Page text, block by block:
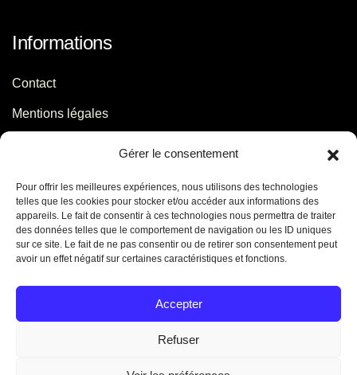
Gérer le consentement
Pour offrir les meilleures expériences, nous utilisons des technologies
telles que les cookies pour stocker et/ou accéder aux informations des
appareils. Le fait de consentir à ces technologies nous permettra de traiter
des données telles que le comportement de navigation ou les ID uniques
sur ce site. Le fait de ne pas consentir ou de retirer son consentement peut
avoir un effet négatif sur certaines caractéristiques et fonctions.
Accepter
Refuser
Informations
Contact
Mentions légales
Contact
06 29 56 64 44
contact[@]jb-conseils.fr
Caen - Normandie - France